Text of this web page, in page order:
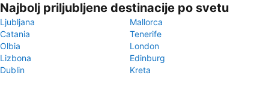
Najbolj priljubljene destinacije po svetu
Ljubljana
Mallorca
Catania
Tenerife
Olbia
London
Lizbona
Edinburg
Dublin
Kreta